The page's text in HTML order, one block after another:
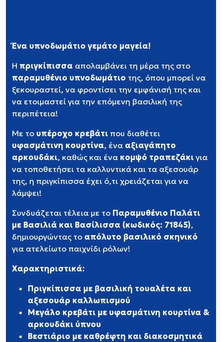
Ένα υπνοδωμάτιο γεμάτο μαγεία!
Η πριγκίπισσα απολαμβάνει τη μέρα της στο
παραμυθένιο υπνοδωμάτιο της, όπου μπορεί να
ξεκουραστεί, να φροντίσει την εμφάνισή της και
να ετοιμαστεί για την επόμενη βασιλική της
περιπέτεια!
Με το υπέροχο κρεβάτι που διαθέτει
υφασμάτινη κουρτίνα, ένα αξιαγάπητο
αρκουδάκι, καθώς και ένα κομψό τραπεζάκι για
να τοποθετήσει τα καλλυντικά και τα αξεσουάρ
της, η πριγκίπισσα έχει ό,τι χρειάζεται για να
λάμψει!
Συνδυάζεται τέλεια με το Παραμυθένιο Παλάτι
με Βασιλιά και Βασίλισσα (κωδικός: 71845),
δημιουργώντας το απόλυτο βασιλικό σκηνικό
για ατελείωτο παιχνίδι ρόλων!
Χαρακτηριστικά:
Πριγκίπισσα με βασιλική τουαλέτα και
αξεσουάρ καλλωπισμού
Μεγάλο κρεβάτι με υφασμάτινη κουρτίνα &
αρκουδάκι ύπνου
Βεστιάριο με καθρέφτη και διακοσμητικά